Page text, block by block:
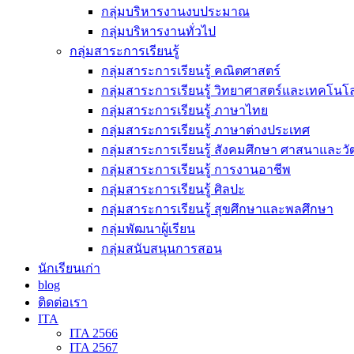
กลุ่มบริหารงานงบประมาณ
กลุ่มบริหารงานทั่วไป
กลุ่มสาระการเรียนรู้
กลุ่มสาระการเรียนรู้ คณิตศาสตร์
กลุ่มสาระการเรียนรู้ วิทยาศาสตร์และเทคโนโ
กลุ่มสาระการเรียนรู้ ภาษาไทย
กลุ่มสาระการเรียนรู้ ภาษาต่างประเทศ
กลุ่มสาระการเรียนรู้ สังคมศึกษา ศาสนาและ
กลุ่มสาระการเรียนรู้ การงานอาชีพ
กลุ่มสาระการเรียนรู้ ศิลปะ
กลุ่มสาระการเรียนรู้ สุขศึกษาและพลศึกษา
กลุ่มพัฒนาผู้เรียน
กลุ่มสนับสนุนการสอน
นักเรียนเก่า
blog
ติดต่อเรา
ITA
ITA 2566
ITA 2567